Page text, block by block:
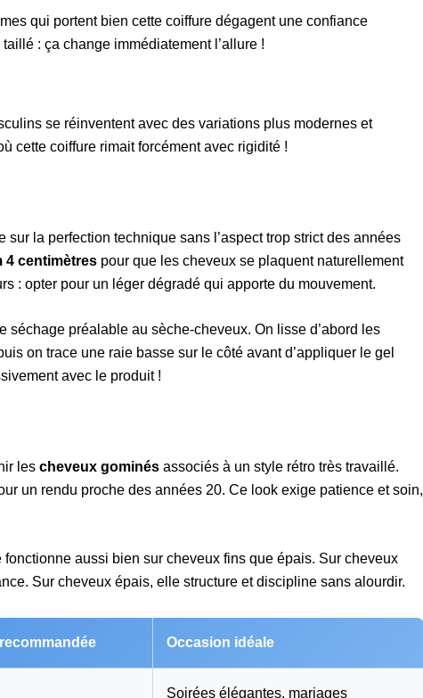
qui portent bien cette coiffure dégagent une confiance
: ça change immédiatement l’allure !
se réinventent avec des variations plus modernes et
cette coiffure rimait forcément avec rigidité !
sur la perfection technique sans l’aspect trop strict des années
4 centimètres pour que les cheveux se plaquent naturellement
: opter pour un léger dégradé qui apporte du mouvement.
séchage préalable au sèche-cheveux. On lisse d’abord les
on trace une raie basse sur le côté avant d’appliquer le gel
avec le produit !
les cheveux gominés associés à un style rétro très travaillé.
un rendu proche des années 20. Ce look exige patience et soin,
fonctionne aussi bien sur cheveux fins que épais. Sur cheveux
Sur cheveux épais, elle structure et discipline sans alourdir.
Occasion idéale
Soirées élégantes, mariages